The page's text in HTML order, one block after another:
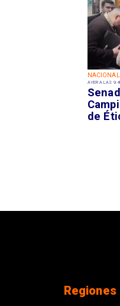
NACIONAL
AYER A LAS
de
DEPORTES